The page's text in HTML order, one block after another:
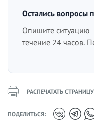
Остались вопросы
Опишите ситуацию
течение 24 часов.
РАСПЕЧАТАТЬ СТРАНИЦУ
ПОДЕЛИТЬСЯ: